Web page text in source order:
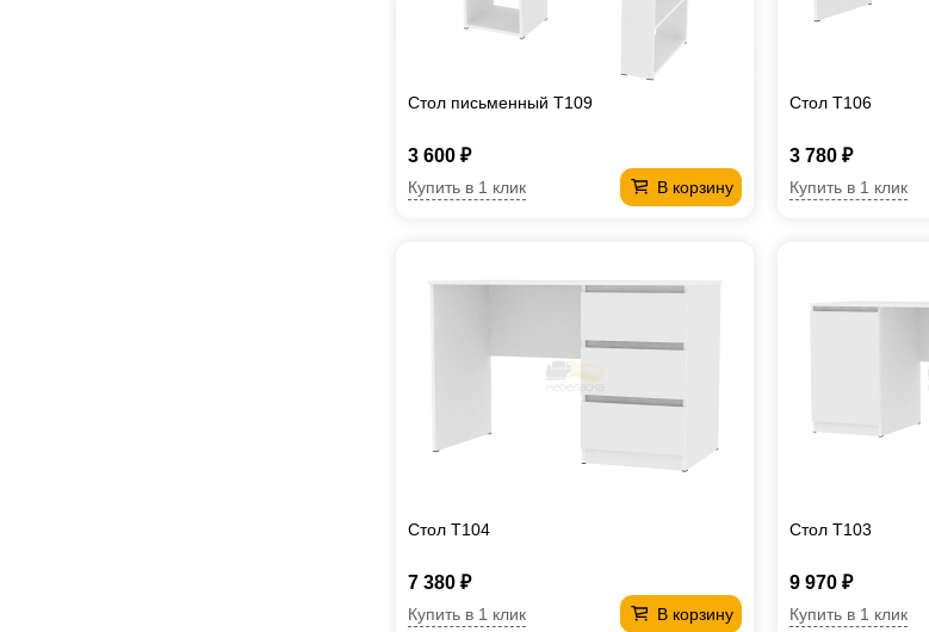
Стол письменный T109
3 600 ₽
В корзину
Купить в 1 клик
Стол T106
3 780 ₽
Купить в 1 клик
Стол T104
7 380 ₽
В корзину
Купить в 1 клик
Стол T103
9 970 ₽
Купить в 1 клик